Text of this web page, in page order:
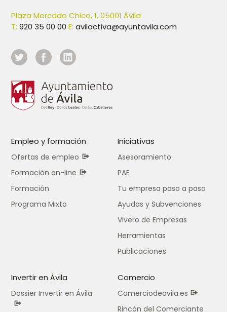
Plaza Mercado Chico, 1, 05001 Ávila
T:920 35 00 00 E:avilactiva@ayuntavila.com
Empleo y formación
Ofertas de empleo
Formación on-line
Formación
Programa Mixto
Iniciativas
Asesoramiento
PAE
Tu empresa paso a paso
Ayudas y Subvenciones
Vivero de Empresas
Herramientas
Publicaciones
Invertir en Ávila
Dossier Invertir en Ávila
Comercio
Comerciodeavila.es
Rincón del Comerciante